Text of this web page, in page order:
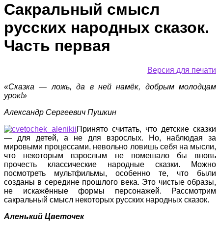
Сакральный смысл
русских народных сказок.
Часть первая
Версия для печати
«Сказка — ложь, да в ней намёк, добрым молодцам
урок!»
Александр Сергеевич Пушкин
Принято считать, что детские сказки
— для детей, а не для взрослых. Но, наблюдая за
мировыми процессами, невольно ловишь себя на мысли,
что некоторым взрослым не помешало бы вновь
прочесть классические народные сказки. Можно
посмотреть мультфильмы, особенно те, что были
созданы в середине прошлого века. Это чистые образы,
не искажённые формы персонажей. Рассмотрим
сакральный смысл некоторых русских народных сказок.
Аленький Цветочек